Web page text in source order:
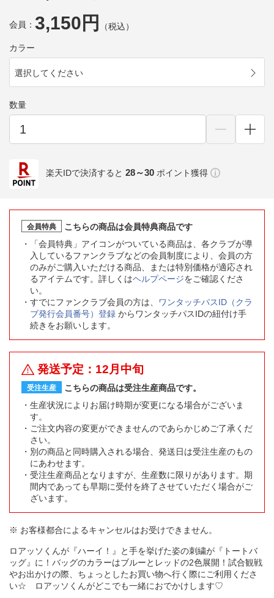
会員： 3,150円 （税込）
カラー
選択してください
数量
楽天IDで決済すると 28～30 ポイント獲得
会員特典
こちらの商品は会員特典商品です
「会員特典」アイコンがついている商品は、各クラブが導
入しているファンクラブなどの会員制度により、会員の方
のみがご購入いただける商品、または特別価格が適応され
るアイテムです。詳しくはヘルプページをご確認くださ
い。
すでにファンクラブ会員の方は、
ワンタッチパスID（クラ
ブ発行会員番号）登録 からワンタッチパスIDの紐付け手
続きをお願いします。
発送予定：12月中旬
受注生産
こちらの商品は受注生産商品です。
生産状況によりお届け時期が変更になる場合がございま
す。
ご注文内容の変更ができませんのであらかじめご了承くだ
さい。
別の商品と同時購入される場合、発送日は受注生産のもの
にあわせます。
受注生産商品となりますが、生産数に限りがあります。期
間内であっても早期に受付を終了させていただく場合がご
ざいます。
※ お客様都合によるキャンセルはお受けできません。
ロアッソくんが『ハーイ！』と手を挙げた姿の刺繍が『トートバ
ッグ』に！バッグのカラーはブルーとレッドの2色展開！試合観戦
やお出かけの際、ちょっとしたお買い物へ行く際にご利用くださ
い☆ ロアッソくんがどこでも一緒におでかけします♡